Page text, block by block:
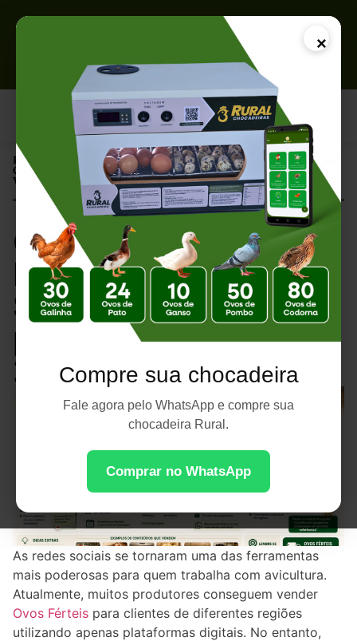
×
Compre sua chocadeira
Fale agora pelo WhatsApp e compre sua
chocadeira Rural.
Comprar no WhatsApp
Página Inicial |
Como Divulgar Ovos Férteis nas Redes Sociais: Estratégias para
Vender Mais em 2026
Como Divulgar Ovos
Férteis nas Redes
Sociais: Estratégias
para Vender Mais em
2026
As redes sociais se tornaram uma das ferramentas
mais poderosas para quem trabalha com avicultura.
Atualmente, muitos produtores conseguem vender
Ovos Férteis para clientes de diferentes regiões
utilizando apenas plataformas digitais. No entanto,